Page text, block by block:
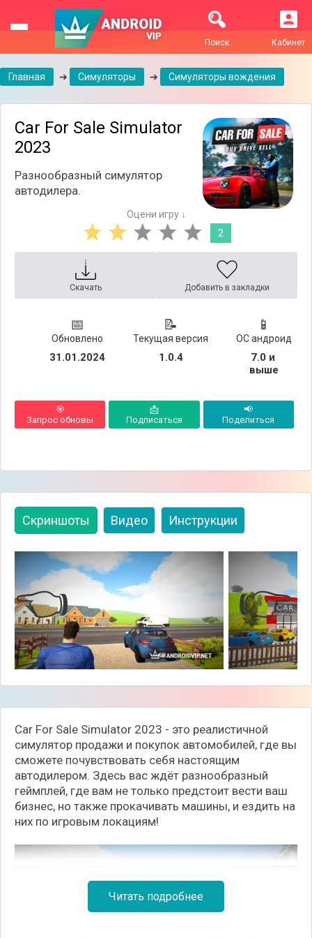
Кабинет
Поиск
Главная ➔ Симуляторы ➔ Симуляторы вождения
Car For Sale Simulator
2023
Разнообразный симулятор
автодилера.
Оцени игру ↓
2
Скачать Добавить в закладки
📅
Обновлено
31.01.2024
📝
Текущая версия
1.0.4
📱
ОС андроид
7.0 и
выше
🎯
Запрос обновы
📩
Подписаться
📢
Поделиться
Скриншоты Видео Инструкции
👈 👉
Car For Sale Simulator 2023 - это реалистичной
симулятор продажи и покупок автомобилей, где вы
сможете почувствовать себя настоящим
автодилером. Здесь вас ждёт разнообразный
геймплей, где вам не только предстоит вести ваш
бизнес, но также прокачивать машины, и ездить на
них по игровым локациям!
Читать подробнее